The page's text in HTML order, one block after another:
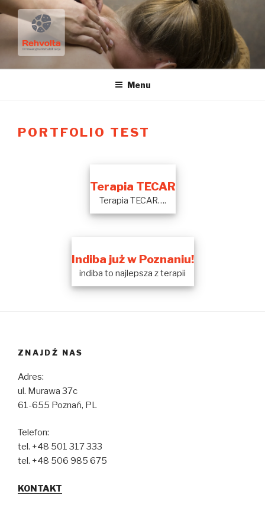
Przejdź
do
treści
FIZJOTERAPIA REHVOLTA
Menu
PORTFOLIO TEST
Terapia TECAR
Terapia TECAR….
Indiba już w Poznaniu!
indiba to najlepsza z terapii
ZNAJDŹ NAS
Adres:
ul. Murawa 37c
61-655 Poznań, PL
Telefon:
tel. +48 501 317 333
tel. +48 506 985 675
KONTAKT